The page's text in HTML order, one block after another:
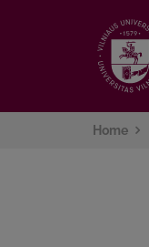
Home